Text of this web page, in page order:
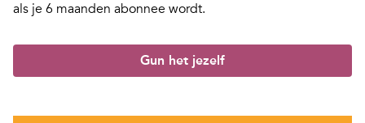
als je 6 maanden abonnee wordt.
Gun het jezelf